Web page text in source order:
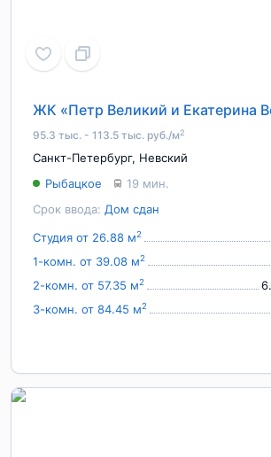
ЖК «Петр Великий и Екатерина
95.3 тыс. - 113.5 тыс. руб./м2
Санкт-Петербург, Невский
Срок ввода: Дом сдан
Рыбацкое 19 мин.
Студия от 26.88 м2
1-комн. от 39.08 м2
2-комн. от 57.35 м2
3-комн. от 84.45 м2